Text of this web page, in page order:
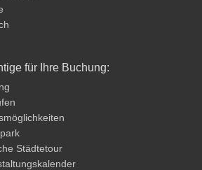
für Ihre Buchung:
Städtetour